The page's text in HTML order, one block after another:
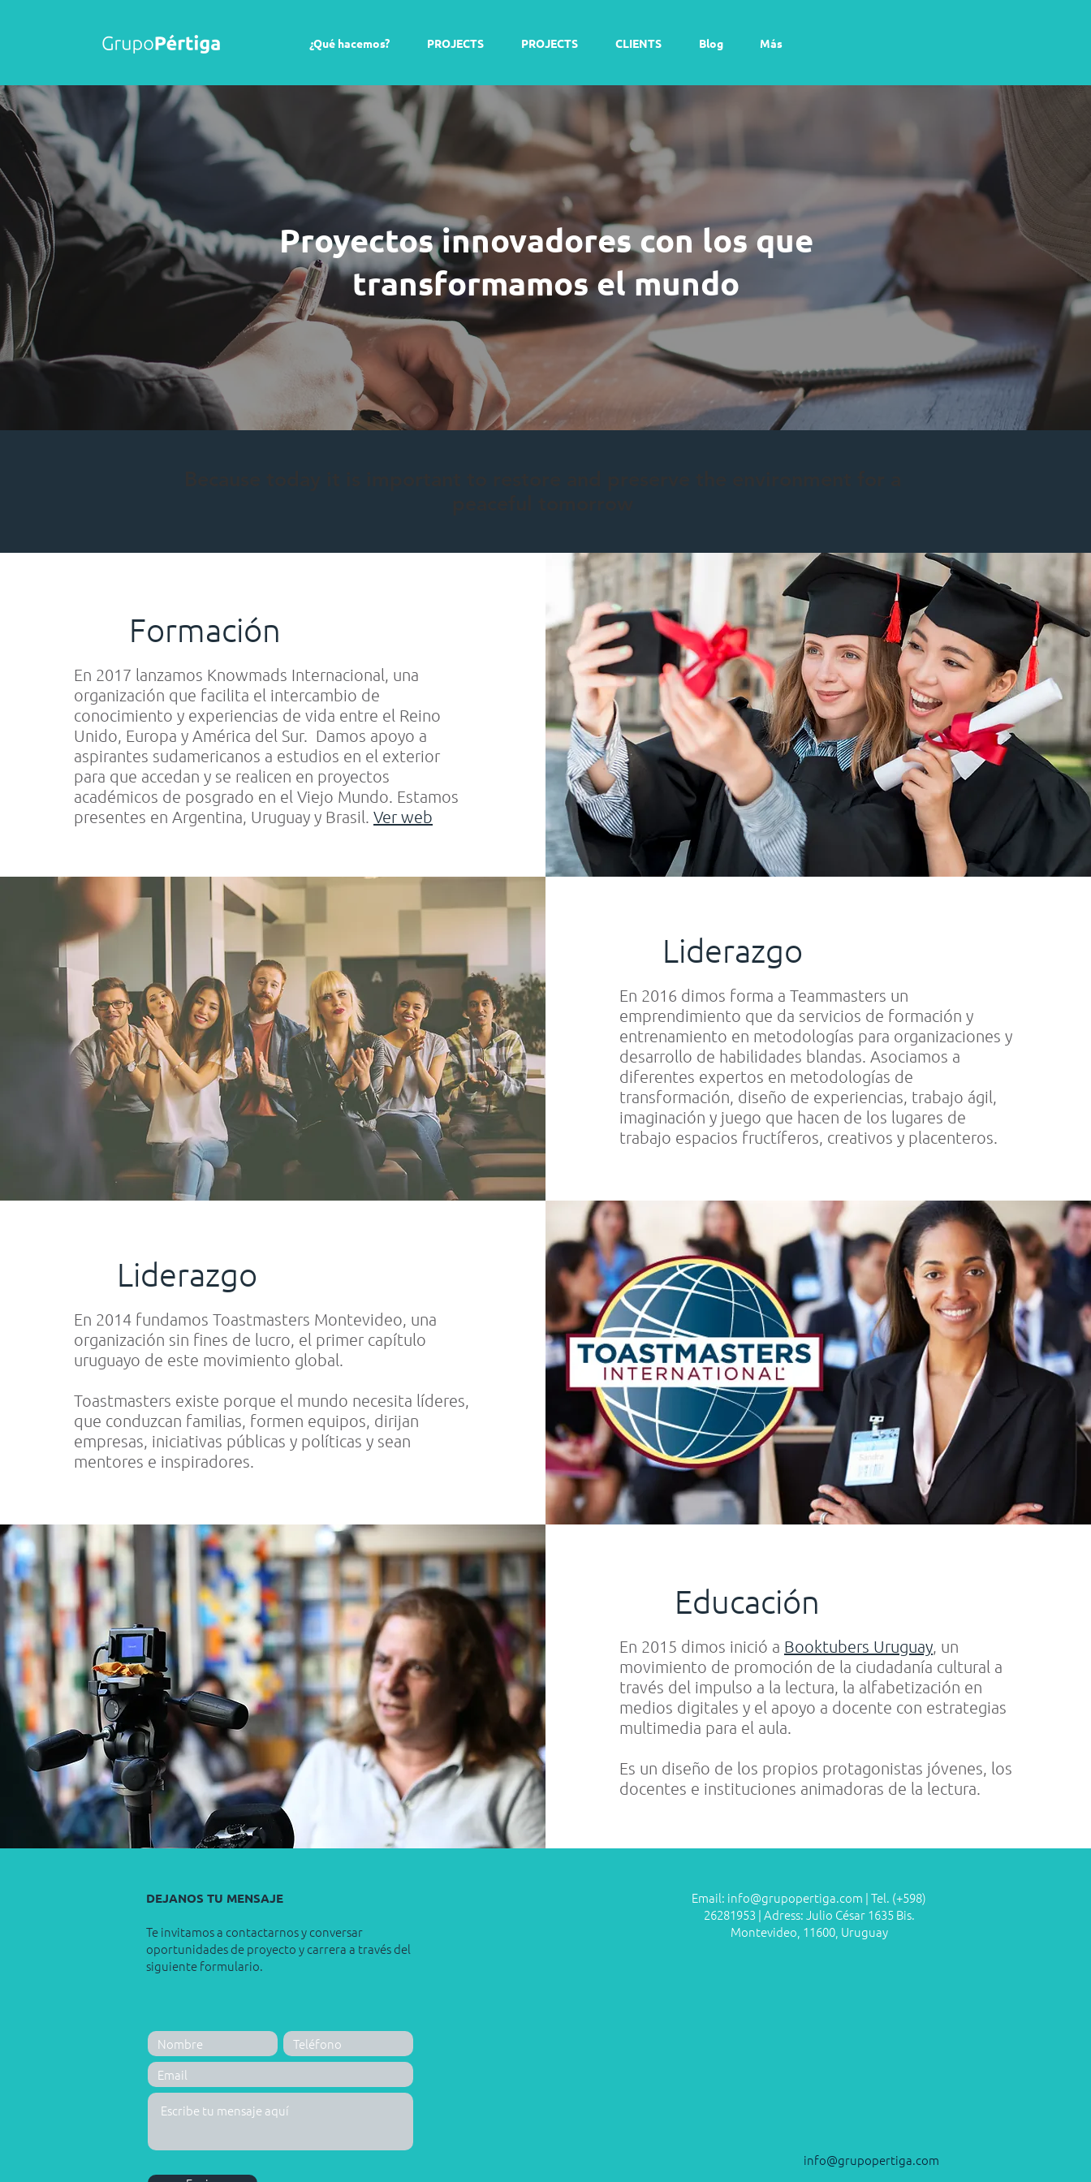
¿Qué hacemos? PROJECTS PROJECTS CLIENTS Blog Más
Proyectos innovadores con los que
transformamos el mundo
Formación
En 2017 lanzamos Knowmads Internacional, una
organización que facilita el intercambio de
conocimiento y experiencias de vida entre el Reino
Unido, Europa y América del Sur. Damos apoyo a
aspirantes sudamericanos a estudios en el exterior
para que accedan y se realicen en proyectos
académicos de posgrado en el Viejo Mundo. Estamos
presentes en Argentina, Uruguay y Brasil. Ver web
Liderazgo
En 2016 dimos forma a Teammasters un
emprendimiento que da servicios de formación y
entrenamiento en metodologías para organizaciones y
desarrollo de habilidades blandas. Asociamos a
diferentes expertos en metodologías de
transformación, diseño de experiencias, trabajo ágil,
imaginación y juego que hacen de los lugares de
trabajo espacios fructíferos, creativos y placenteros.
Liderazgo
En 2014 fundamos Toastmasters Montevideo, una
organización sin fines de lucro, el primer capítulo
uruguayo de este movimiento global.
Toastmasters existe porque el mundo necesita líderes,
que conduzcan familias, formen equipos, dirijan
empresas, iniciativas públicas y políticas y sean
mentores e inspiradores.
Educación
En 2015 dimos inició a Booktubers Uruguay, un
movimiento de promoción de la ciudadanía cultural a
través del impulso a la lectura, la alfabetización en
medios digitales y el apoyo a docente con estrategias
multimedia para el aula.
Es un diseño de los propios protagonistas jóvenes, los
docentes e instituciones animadoras de la lectura.
DEJANOS TU MENSAJE
Te invitamos a contactarnos y conversar
oportunidades de proyecto y carrera a través del
siguiente formulario.
Email: info@grupopertiga.com ​​ | Tel. (+598)
26281953 | Adress: Julio César 1635 Bis.
Montevideo, 11600, Uruguay
info@grupopertiga.com